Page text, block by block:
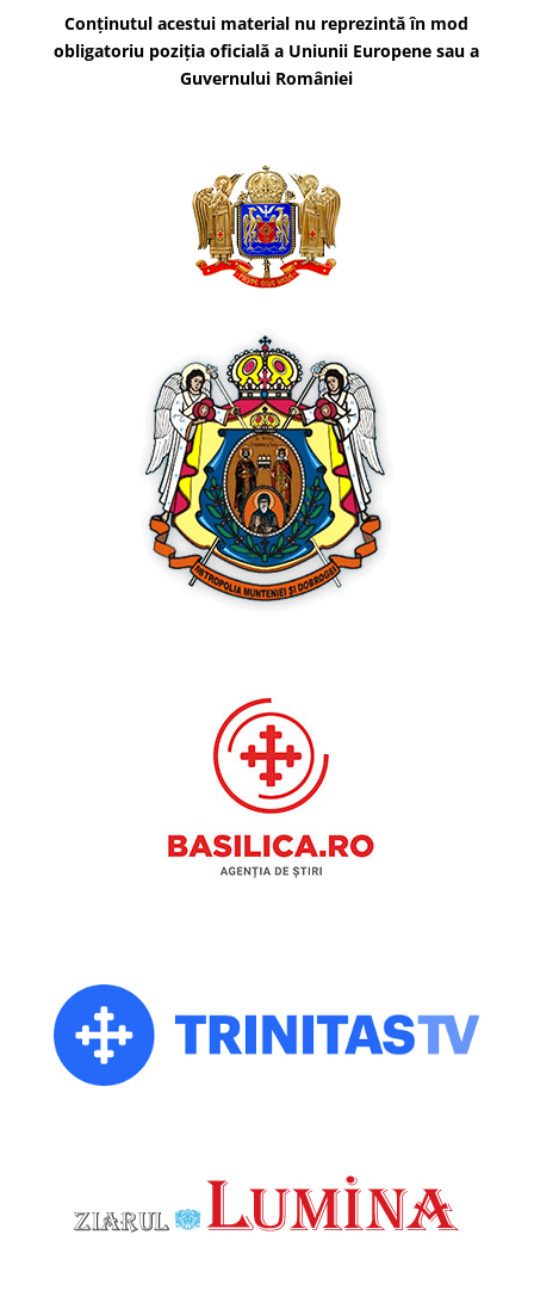
Conținutul acestui material nu reprezintă în mod
obligatoriu poziția oficială a Uniunii Europene sau a
Guvernului României